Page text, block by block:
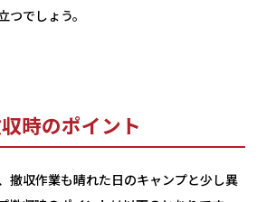
でしょう。
時のポイント
撤収作業も晴れた日のキャンプと少し異